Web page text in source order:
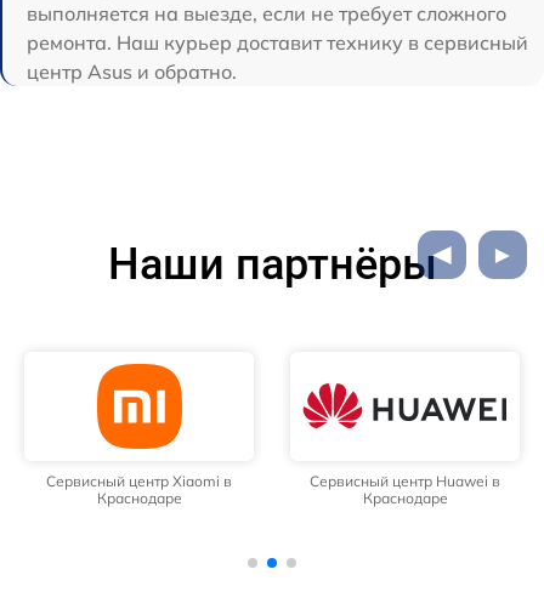
выполняется на выезде, если не требует сложного
ремонта. Наш курьер доставит технику в сервисный
центр Asus и обратно.
Наши партнёры
Сервисный центр Xiaomi в
Краснодаре
Сервисный центр Huawei в
Краснодаре